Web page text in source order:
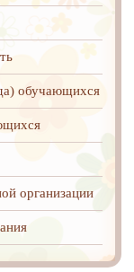
обучающихся
организации